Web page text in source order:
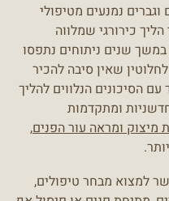
נמנעים מטיפולי
כירורגי שמלווה
שנים ניתוחים נתפסו
שאין סיבה להכיר
הסיכונים הנלווים להליך
ומתקדמות
ומראה עור הפנים,
למצוא מבחר טיפולים,